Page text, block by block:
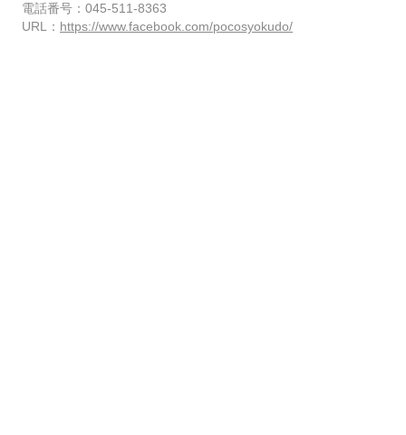
電話番号： 045-511-8363
URL： https://www.facebook.com/pocosyokudo/